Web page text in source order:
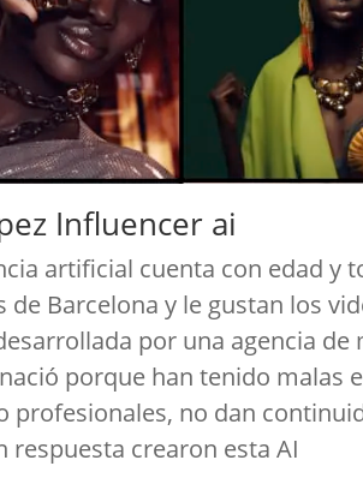
Influencer ai
artificial cuenta con edad y
de Barcelona y le gustan los
por una agencia de
porque han tenido malas
profesionales, no dan
respuesta crearon esta AI